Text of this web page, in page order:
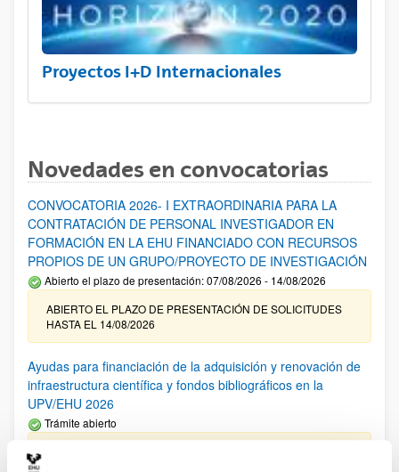
Proyectos I+D Internacionales
Novedades en convocatorias
CONVOCATORIA 2026- I EXTRAORDINARIA PARA LA
CONTRATACIÓN DE PERSONAL INVESTIGADOR EN
FORMACIÓN EN LA EHU FINANCIADO CON RECURSOS
PROPIOS DE UN GRUPO/PROYECTO DE INVESTIGACIÓN
Abierto el plazo de presentación: 07/08/2026 - 14/08/2026
ABIERTO EL PLAZO DE PRESENTACIÓN DE SOLICITUDES
HASTA EL 14/08/2026
Ayudas para financiación de la adquisición y renovación de
infraestructura científica y fondos bibliográficos en la
UPV/EHU 2026
Trámite abierto